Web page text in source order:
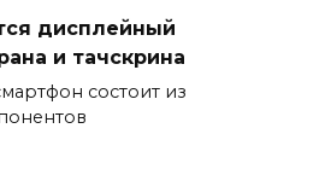
дисплейный
и тачскрина
состоит из